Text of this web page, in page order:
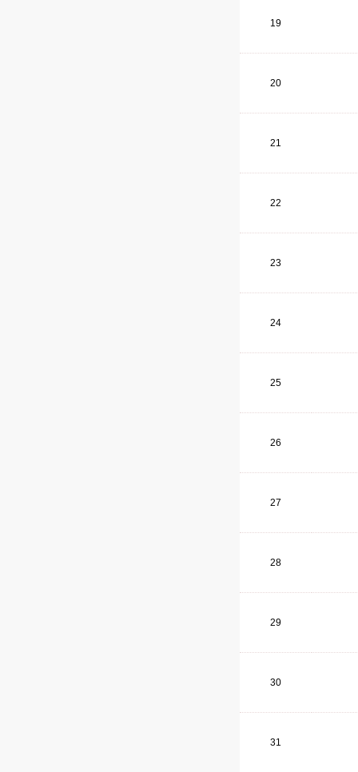
19
20
21
22
23
24
25
26
27
28
29
30
31